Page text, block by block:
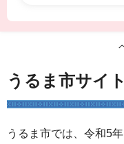
うるま市サイ
うるま市では、令和5